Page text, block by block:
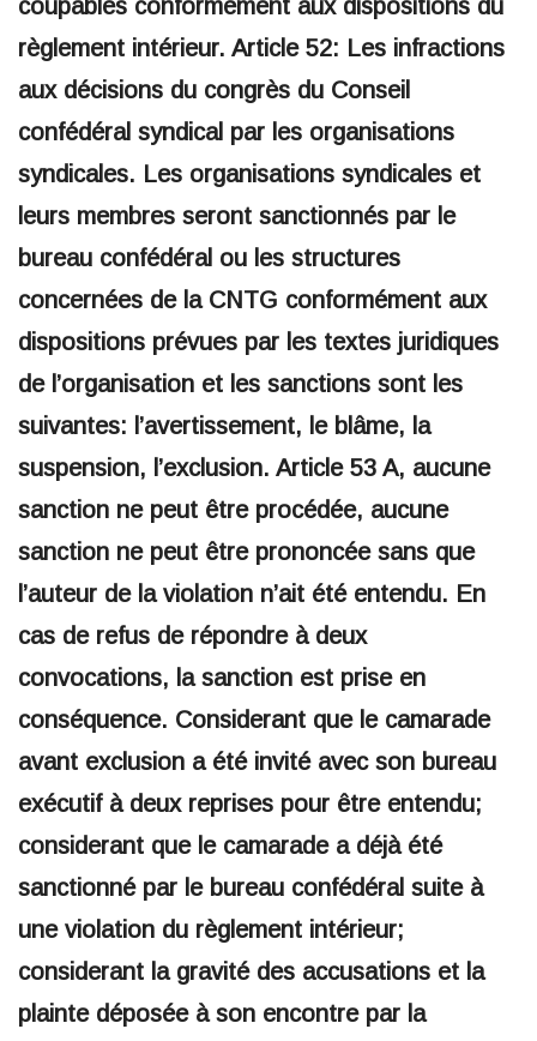
coupables conformément aux dispositions du
règlement intérieur. Article 52: Les infractions
aux décisions du congrès du Conseil
confédéral syndical par les organisations
syndicales. Les organisations syndicales et
leurs membres seront sanctionnés par le
bureau confédéral ou les structures
concernées de la CNTG conformément aux
dispositions prévues par les textes juridiques
de l’organisation et les sanctions sont les
suivantes: l’avertissement, le blâme, la
suspension, l’exclusion. Article 53 A, aucune
sanction ne peut être procédée, aucune
sanction ne peut être prononcée sans que
l’auteur de la violation n’ait été entendu. En
cas de refus de répondre à deux
convocations, la sanction est prise en
conséquence. Considerant que le camarade
avant exclusion a été invité avec son bureau
exécutif à deux reprises pour être entendu;
considerant que le camarade a déjà été
sanctionné par le bureau confédéral suite à
une violation du règlement intérieur;
considerant la gravité des accusations et la
plainte déposée à son encontre par la